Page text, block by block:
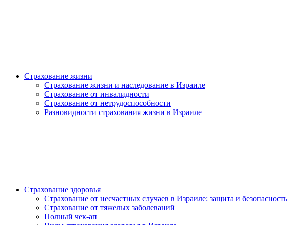
Страхование жизни
Страхование жизни и наследование в Израиле
Страхование от инвалидности
Страхование от нетрудоспособности
Разновидности страхования жизни в Израиле
Страхование здоровья
Страхование от несчастных случаев в Израиле: защита и безопасность
Страхование от тяжелых заболеваний
Полный чек-ап